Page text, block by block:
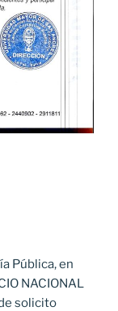
Pública, en
NACIONAL
solicito